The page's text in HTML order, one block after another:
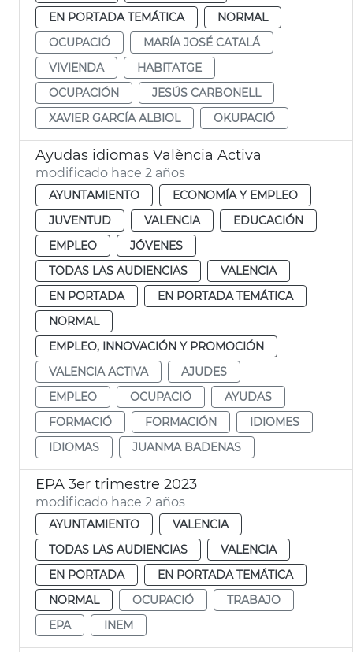
EN PORTADA TEMÁTICA
NORMAL
OCUPACIÓ
MARÍA JOSÉ CATALÁ
VIVIENDA
HABITATGE
OCUPACIÓN
JESÚS CARBONELL
XAVIER GARCÍA ALBIOL
OKUPACIÓ
Ayudas idiomas València Activa
modificado hace 2 años
AYUNTAMIENTO
ECONOMÍA Y EMPLEO
JUVENTUD
VALENCIA
EDUCACIÓN
EMPLEO
JÓVENES
TODAS LAS AUDIENCIAS
VALENCIA
EN PORTADA
EN PORTADA TEMÁTICA
NORMAL
EMPLEO, INNOVACIÓN Y PROMOCIÓN
VALENCIA ACTIVA
AJUDES
EMPLEO
OCUPACIÓ
AYUDAS
FORMACIÓ
FORMACIÓN
IDIOMES
IDIOMAS
JUANMA BADENAS
EPA 3er trimestre 2023
modificado hace 2 años
AYUNTAMIENTO
VALENCIA
TODAS LAS AUDIENCIAS
VALENCIA
EN PORTADA
EN PORTADA TEMÁTICA
NORMAL
OCUPACIÓ
TRABAJO
EPA
INEM